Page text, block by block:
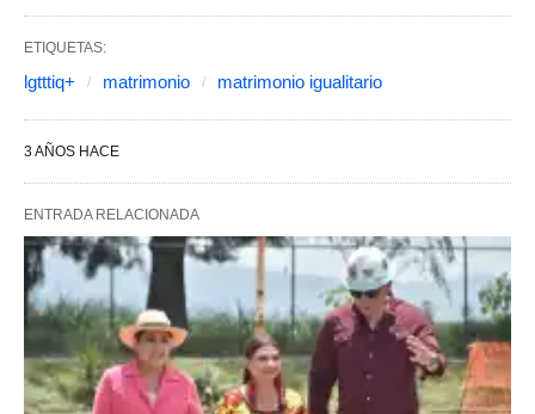
ETIQUETAS:
lgtttiq+ matrimonio matrimonio igualitario
3 AÑOS HACE
ENTRADA RELACIONADA